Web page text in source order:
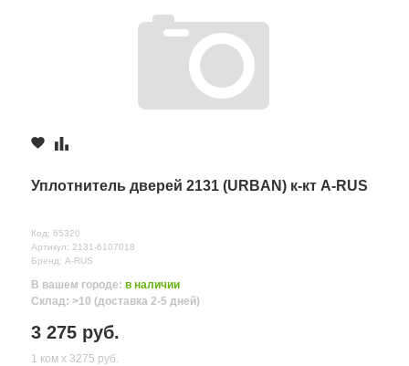
Комментарий
Уплотнитель дверей 2131 (URBAN) к-кт A-RUS
Код: 65320
Артикул: 2131-6107018
Бренд: A-RUS
В вашем городе: в наличии
Склад: >10 (доставка 2-5 дней)
3 275 руб.
1 ком х 3275 руб.